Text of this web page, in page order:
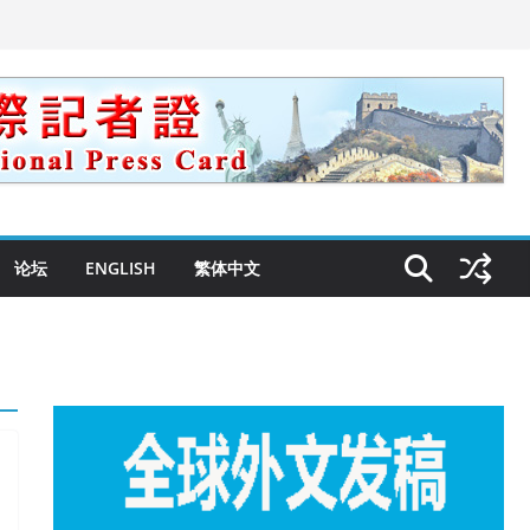
论坛 ENGLISH 繁体中文